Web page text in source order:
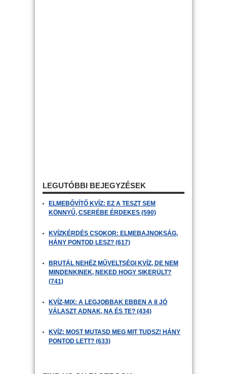
LEGUTÓBBI BEJEGYZÉSEK
ELMEBŐVÍTŐ KVÍZ: EZ A TESZT SEM
KÖNNYŰ, CSERÉBE ÉRDEKES (590)
KVÍZKÉRDÉS CSOKOR: ELMEBAJNOKSÁG,
HÁNY PONTOD LESZ? (617)
BRUTÁL NEHÉZ MŰVELTSÉGI KVÍZ, DE NEM
MINDENKINEK, NEKED HOGY SIKERÜLT?
(741)
KVÍZ-MIX: A LEGJOBBAK EBBEN A 8 JÓ
VÁLASZT ADNAK, NA ÉS TE? (434)
KVÍZ: MOST MUTASD MEG MIT TUDSZ! HÁNY
PONTOD LETT? (633)